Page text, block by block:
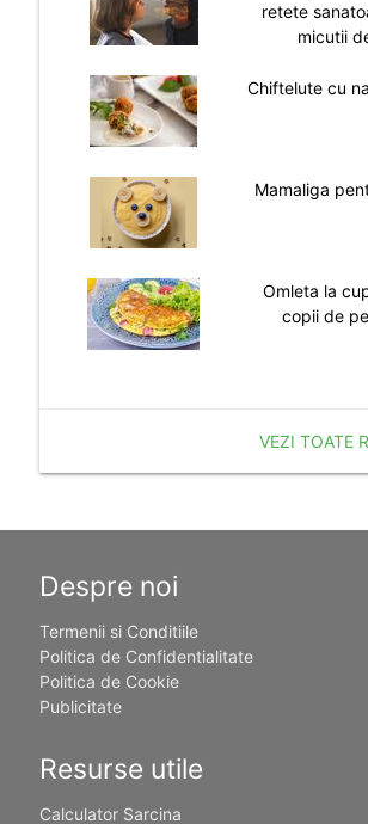
retete
micutii
Chiftelute cu
Mamaliga
Omleta la
copii de
VEZI TOATE
Despre noi
Termenii si Conditiile
Politica de Confidentialitate
Politica de Cookie
Publicitate
Resurse utile
Calculator Sarcina